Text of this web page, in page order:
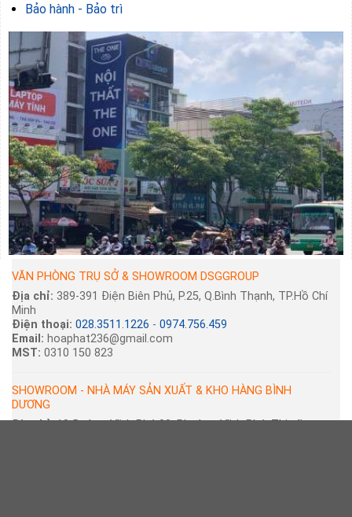
Bảo hành - Bảo trì
VĂN PHÒNG TRỤ SỞ & SHOWROOM DSGGROUP
Địa chỉ: 389-391 Điện Biên Phủ, P.25, Q.Bình Thạnh, TP.Hồ Chí
Minh
Điện thoại: 028.3511.1226 - 0974.756.459
Email: hoaphat236@gmail.com
MST: 0310 150 823
SHOWROOM - NHÀ MÁY SẢN XUẤT & KHO HÀNG BÌNH
DƯƠNG
Địa chỉ:19 Đường Vĩnh Phú 30, Phường Vĩnh Phú, Thị xã